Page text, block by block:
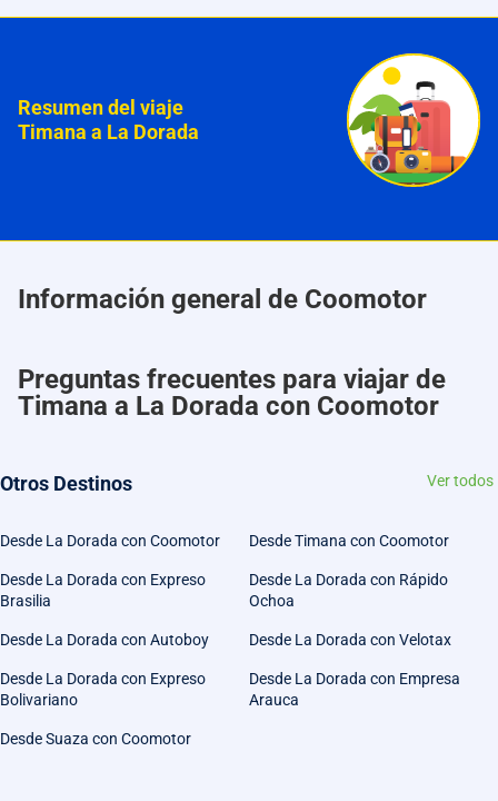
Resumen del viaje
Timana a La Dorada
Información general de Coomotor
Preguntas frecuentes para viajar de
Timana a La Dorada con Coomotor
Otros Destinos Ver todos
Desde La Dorada con Coomotor Desde Timana con Coomotor
Desde La Dorada con Expreso
Brasilia
Desde La Dorada con Rápido
Ochoa
Desde La Dorada con Autoboy Desde La Dorada con Velotax
Desde La Dorada con Expreso
Bolivariano
Desde La Dorada con Empresa
Arauca
Desde Suaza con Coomotor